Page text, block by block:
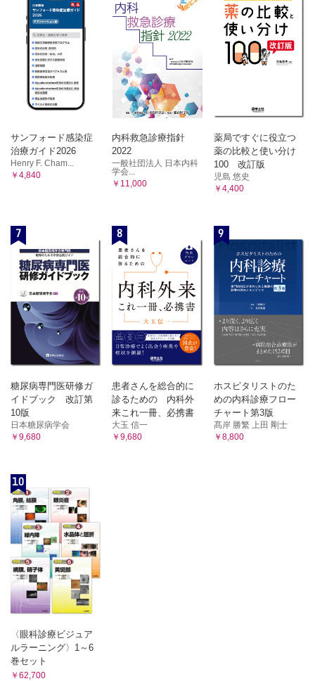
サンフォード感染症
治療ガイド2026
Henry F. Cham...
￥4,840
内科救急診療指針
2022
一般社団法人 日本内科
学会...
￥11,000
薬局ですぐに役立つ
薬の比較と使い分け
100 改訂版
児島 悠史
￥4,400
7
糖尿病専門医研修ガ
イドブック 改訂第
10版
日本糖尿病学会
￥9,680
8
患者さんを総合的に
診るための 内科外
来これ一冊、必携書
大玉 信一
￥9,680
9
ホスピタリストのた
めの内科診療フロー
チャート第3版
髙岸 勝繁 上田 剛士
￥8,800
10
〈眼科診療ビジュア
ルラーニング〉1～6
巻セット
￥62,700